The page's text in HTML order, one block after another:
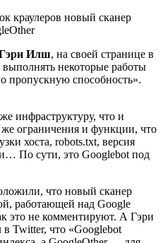
Илш, на своей странице в
некоторые работы
пропускную способность».
инфраструктуру, что и
ограничения и функции, что
хоста, robots.txt, версия
По сути, это Googlebot под
что новый сканер
работающей над Google
это не комментируют. А Гэри
Twitter, что «Googlebot